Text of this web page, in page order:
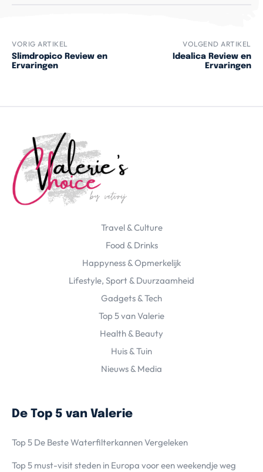
VORIG ARTIKEL
Slimdropico Review en
Ervaringen
VOLGEND ARTIKEL
Idealica Review en
Ervaringen
Travel & Culture
Food & Drinks
Happyness & Opmerkelijk
Lifestyle, Sport & Duurzaamheid
Gadgets & Tech
Top 5 van Valerie
Health & Beauty
Huis & Tuin
Nieuws & Media
De Top 5 van Valerie
Top 5 De Beste Waterfilterkannen Vergeleken
Top 5 must-visit steden in Europa voor een weekendje weg